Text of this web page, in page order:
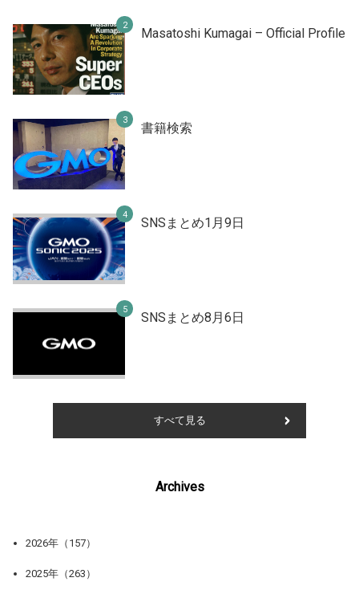
Masatoshi Kumagai – Official Profile
書籍検索
SNSまとめ1月9日
SNSまとめ8月6日
すべて見る
Archives
2026年（157）
2025年（263）